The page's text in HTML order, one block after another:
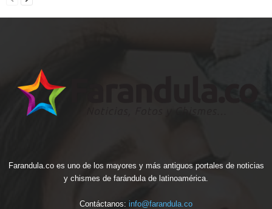
Farandula.co es uno de los mayores y más antiguos portales de noticias
y chismes de farándula de latinoamérica.
Contáctanos: info@farandula.co